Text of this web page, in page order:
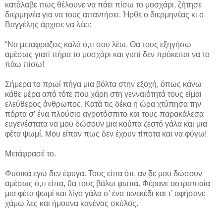
κατάλαβε πως θέλουνε να πάει πίσω το μοσχάρι, ζήτησε
διερμηνέα για να τους απαντήσει. Ήρθε ο διερμηνέας κι ο
Βαγγέλης άρχισε να λέει:
“Να μεταφράζεις καλά ό,τι σου λέω. Θα τους εξηγήσω
αμέσως γιατί πήρα το μοσχάρι και γιατί δεν πρόκειται να το
πάω πίσω!
Σήμερα το πρωί πήγα μια βόλτα στην εξοχή, όπως κάνω
κάθε μέρα από τότε που χάρη στη γενναιότητά τους είμαι
ελεύθερος άνθρωπος. Κατά τις δέκα η ώρα χτύπησα την
πόρτα σ’ ένα πλούσιο αγροτόσπιτο και τους παρακάλεσα
ευγενέστατα να μου δώσουν μια κούπα ζεστό γάλα και μια
φέτα ψωμί. Μου είπαν πως δεν έχουν τίποτα και να φύγω!
Μετάφρασέ το.
Φυσικά εγώ δεν έφυγα. Τους είπα ότι, αν δε μου δώσουν
αμέσως ό,τι είπα, θα τους βάλω φωτιά. Φέρανε αστραπιαία
μια φέτα ψωμί και λίγο γάλα σ’ ένα τενεκέδι και τ’ αφήσανε
χάμω λες και ήμουνα κανένας σκύλος.